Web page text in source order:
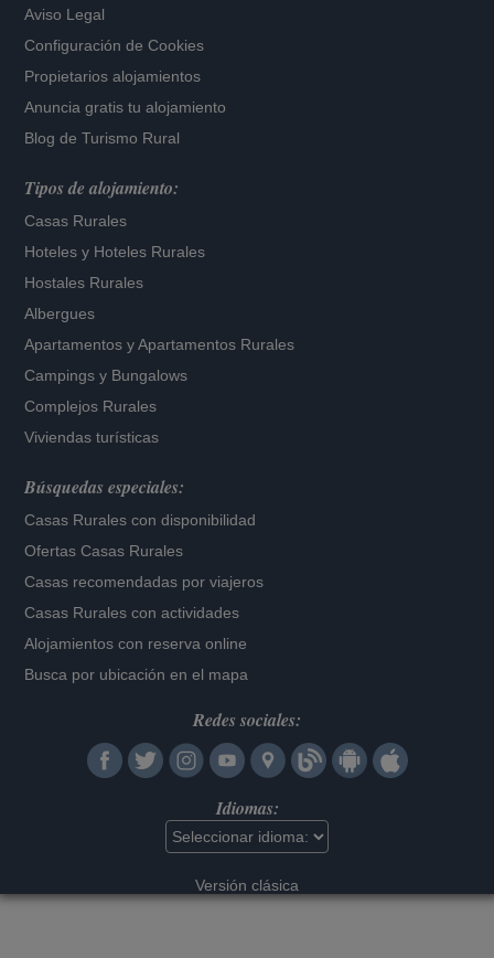
Aviso Legal
Configuración de Cookies
Propietarios alojamientos
Anuncia gratis tu alojamiento
Blog de Turismo Rural
Tipos de alojamiento:
Casas Rurales
Hoteles y Hoteles Rurales
Hostales Rurales
Albergues
Apartamentos yApartamentos Rurales
Campings y Bungalows
Complejos Rurales
Viviendas turísticas
Búsquedas especiales:
Casas Rurales con disponibilidad
Ofertas Casas Rurales
Casas recomendadas por viajeros
Casas Rurales con actividades
Alojamientos con reserva online
Busca por ubicación en el mapa
Redes sociales:
Idiomas:
Versión clásica